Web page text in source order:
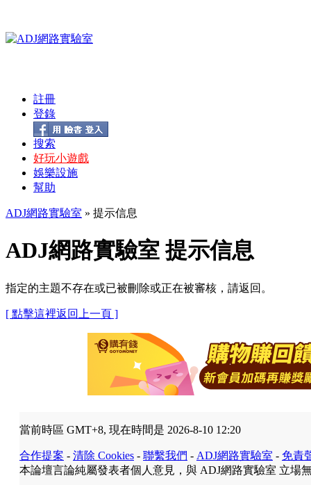
註冊
登錄
搜索
好玩小遊戲
娛樂設施
幫助
ADJ網路實驗室 » 提示信息
ADJ網路實驗室 提示信息
指定的主題不存在或已被刪除或正在被審核，請返回。
[ 點擊這裡返回上一頁 ]
當前時區 GMT+8, 現在時間是 2026-8-10 12:20
合作提案 - 清除 Cookies - 聯繫我們 - ADJ網路實驗室 - 免責
本論壇言論純屬發表者個人意見，與 ADJ網路實驗室 立場